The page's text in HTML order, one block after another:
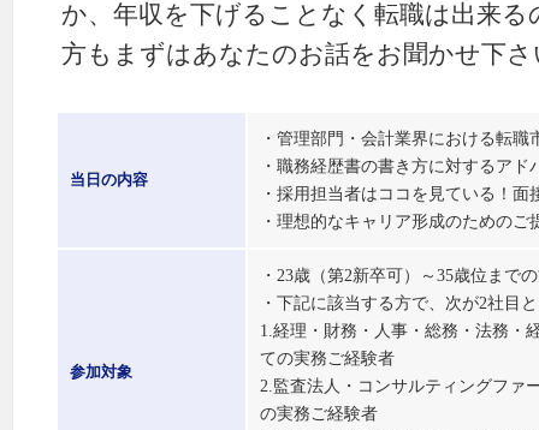
か、年収を下げることなく転職は出来
方もまずはあなたのお話をお聞かせ下さ
当日の内容
・管理部門・会計業界における転職
・職務経歴書の書き方に対するアド
・採用担当者はココを見ている！面
・理想的なキャリア形成のためのご
参加対象
・23歳（第2新卒可）～35歳位まで
・下記に該当する方で、次が2社目
1.経理・財務・人事・総務・法務・
ての実務ご経験者
2.監査法人・コンサルティングファ
の実務ご経験者